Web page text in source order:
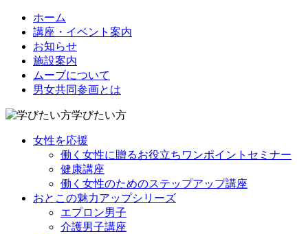
ホーム
講座・イベント案内
お知らせ
施設案内
ムーブについて
男女共同参画とは
学びたい方
女性を応援
働く女性に贈るお役立ちワンポイントセミナー
健康講座
働く女性のためのステップアップ講座
おとこの魅力アップシリーズ
エプロン男子
介護男子講座